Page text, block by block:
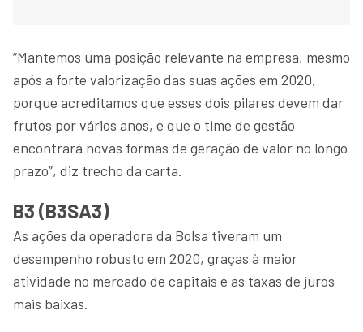
“Mantemos uma posição relevante na empresa, mesmo
após a forte valorização das suas ações em 2020,
porque acreditamos que esses dois pilares devem dar
frutos por vários anos, e que o time de gestão
encontrará novas formas de geração de valor no longo
prazo”, diz trecho da carta.
B3 (B3SA3)
As ações da operadora da Bolsa tiveram um
desempenho robusto em 2020, graças à maior
atividade no mercado de capitais e as taxas de juros
mais baixas.